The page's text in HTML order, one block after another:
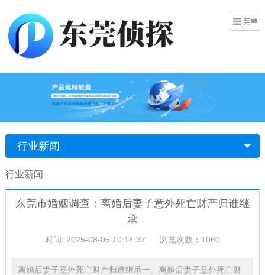
行业新闻
行业新闻
东莞市婚姻调查：离婚后妻子意外死亡财产归谁继
承
时间: 2025-08-05 10:14:37 浏览次数：1060
离婚后妻子意外死亡财产归谁继承一、离婚后妻子意外死亡财